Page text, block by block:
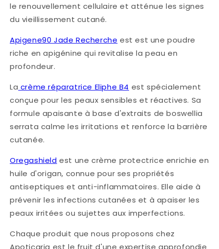
le renouvellement cellulaire et atténue les signes
du vieillissement cutané.
Apigene90 Jade Recherche est est une poudre
riche en apigénine qui revitalise la peau en
profondeur.
La crème réparatrice Eliphe B4 est spécialement
conçue pour les peaux sensibles et réactives. Sa
formule apaisante à base d'extraits de boswellia
serrata calme les irritations et renforce la barrière
cutanée.
Oregashield est une crème protectrice enrichie en
huile d'origan, connue pour ses propriétés
antiseptiques et anti-inflammatoires. Elle aide à
prévenir les infections cutanées et à apaiser les
peaux irritées ou sujettes aux imperfections.
Chaque produit que nous proposons chez
Apoticaria est le fruit d'une expertise approfondie